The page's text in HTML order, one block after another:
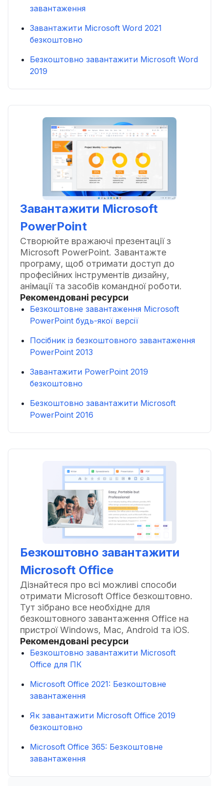
завантаження
Завантажити Microsoft Word 2021
безкоштовно
Безкоштовно завантажити Microsoft Word
2019
Завантажити Microsoft
PowerPoint
Створюйте вражаючі презентації з
Microsoft PowerPoint. Завантажте
програму, щоб отримати доступ до
професійних інструментів дизайну,
анімації та засобів командної роботи.
Рекомендовані ресурси
Безкоштовне завантаження Microsoft
PowerPoint будь-якої версії
Посібник із безкоштовного завантаження
PowerPoint 2013
Завантажити PowerPoint 2019
безкоштовно
Безкоштовно завантажити Microsoft
PowerPoint 2016
Безкоштовно завантажити
Microsoft Office
Дізнайтеся про всі можливі способи
отримати Microsoft Office безкоштовно.
Тут зібрано все необхідне для
безкоштовного завантаження Office на
пристрої Windows, Mac, Android та iOS.
Рекомендовані ресурси
Безкоштовно завантажити Microsoft
Office для ПК
Microsoft Office 2021: Безкоштовне
завантаження
Як завантажити Microsoft Office 2019
безкоштовно
Microsoft Office 365: Безкоштовне
завантаження